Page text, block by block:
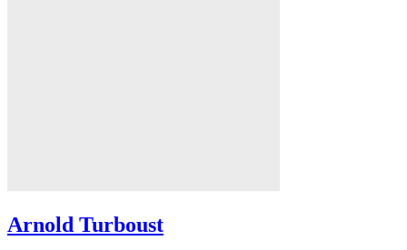
Arnold Turboust